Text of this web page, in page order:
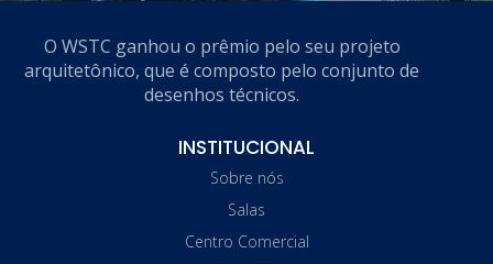
O WSTC ganhou o prêmio pelo seu projeto
arquitetônico, que é composto pelo conjunto de
desenhos técnicos.
INSTITUCIONAL
Sobre nós
Salas
Centro Comercial